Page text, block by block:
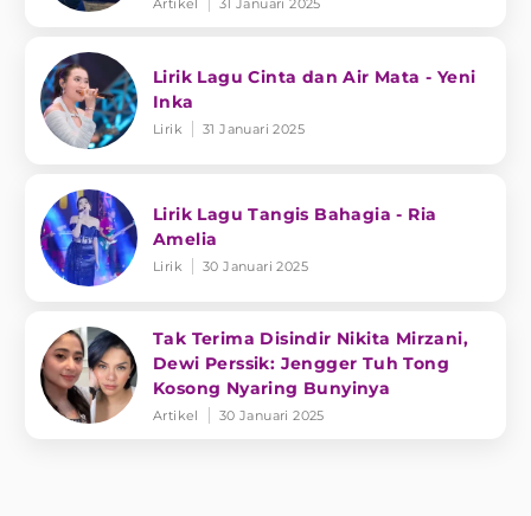
Artikel 31 Januari 2025
Lirik Lagu Cinta dan Air Mata - Yeni
Inka
Lirik 31 Januari 2025
Lirik Lagu Tangis Bahagia - Ria
Amelia
Lirik 30 Januari 2025
Tak Terima Disindir Nikita Mirzani,
Dewi Perssik: Jengger Tuh Tong
Kosong Nyaring Bunyinya
Artikel 30 Januari 2025